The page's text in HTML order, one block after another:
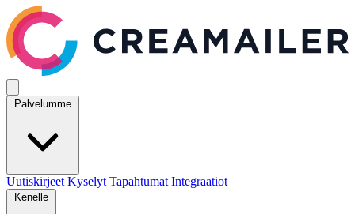
Palvelumme
Uutiskirjeet Kyselyt Tapahtumat Integraatiot
Kenelle